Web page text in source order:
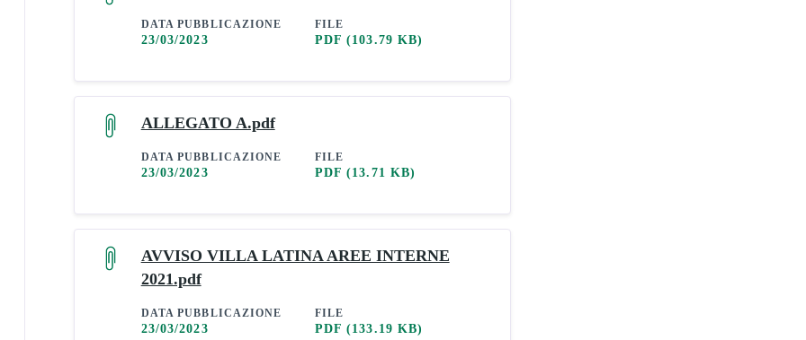
DATA PUBBLICAZIONE
23/03/2023
FILE
PDF(103.79 KB)
ALLEGATO A.pdf
DATA PUBBLICAZIONE
23/03/2023
FILE
PDF(13.71 KB)
AVVISO VILLA LATINA AREE INTERNE
2021.pdf
DATA PUBBLICAZIONE
23/03/2023
FILE
PDF(133.19 KB)